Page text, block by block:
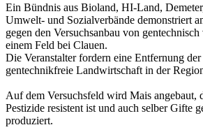
Ein Bündnis aus Bioland, HI-Land,
Umwelt- und Sozialverbände demonstriert
gegen den Versuchsanbau von
einem Feld bei Clauen.
Die Veranstalter fordern eine Entfernung
gentechnikfreie Landwirtschaft in der
Auf dem Versuchsfeld wird Mais angebaut,
Pestizide resistent ist und auch selber Gifte
produziert.